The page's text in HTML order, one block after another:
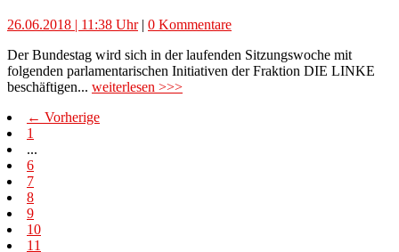
26.06.2018 | 11:38 Uhr| 0 Kommentare
Der Bundestag wird sich in der laufenden Sitzungswoche mit
folgenden parlamentarischen Initiativen der Fraktion DIE LINKE
beschäftigen... weiterlesen >>>
← Vorherige
1
...
6
7
8
9
10
11